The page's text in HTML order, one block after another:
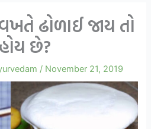
ઢોળાઈ જાય તો
છે?
/ November 21, 2019